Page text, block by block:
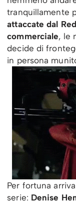
tranquillamente
attaccate dal
commerciale, le
decide di
in persona
Per fortuna
serie: Denise